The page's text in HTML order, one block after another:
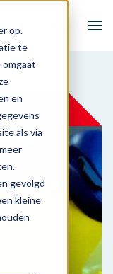
op.
te
omgaat
en
als via
gevolgd
kleine